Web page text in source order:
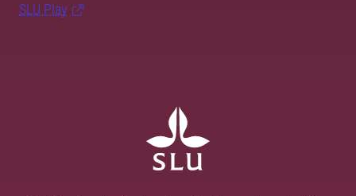
SLU Play